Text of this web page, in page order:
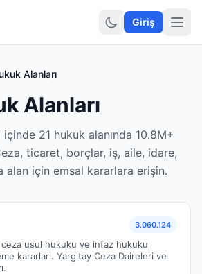
Hukuki Araçlar
Giriş
Alanları
Alanları
21 hukuk alanında 10.8M+
ticaret, borçlar, iş, aile, idare,
alan için emsal kararlara erişin.
3.060.124
usul hukuku ve infaz hukuku
kararları. Yargıtay Ceza Daireleri ve